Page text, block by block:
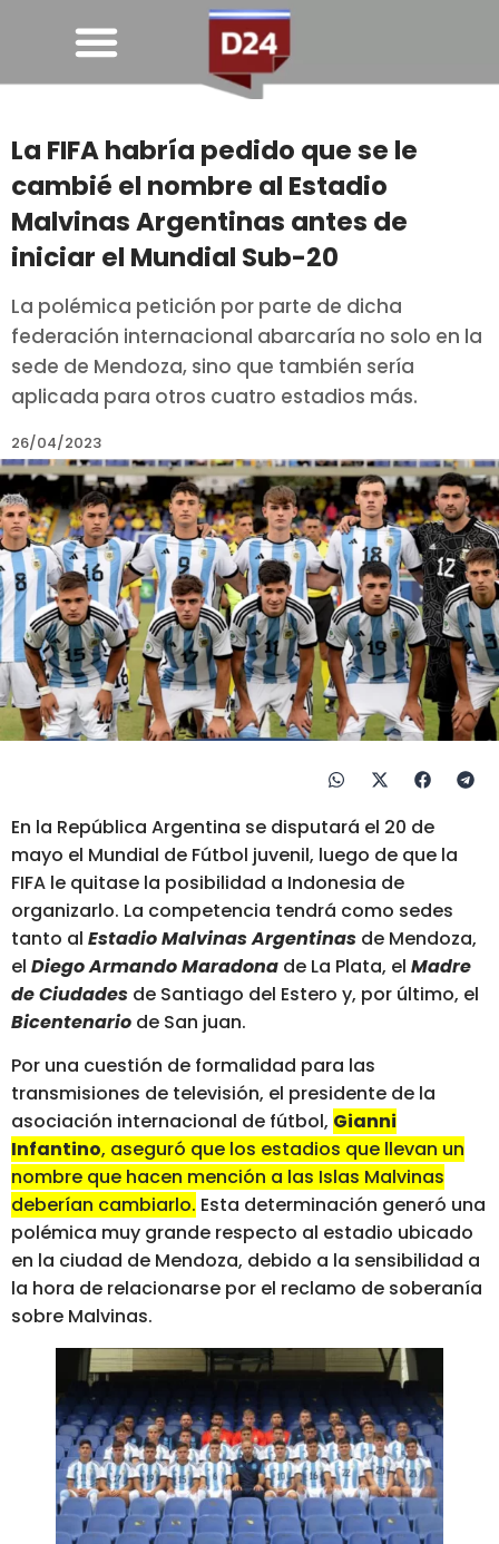
La FIFA habría pedido que se le
cambié el nombre al Estadio
Malvinas Argentinas antes de
iniciar el Mundial Sub-20
La polémica petición por parte de dicha
federación internacional abarcaría no solo en la
sede de Mendoza, sino que también sería
aplicada para otros cuatro estadios más.
26/04/2023
En la República Argentina se disputará el 20 de
mayo el Mundial de Fútbol juvenil, luego de que la
FIFA le quitase la posibilidad a Indonesia de
organizarlo. La competencia tendrá como sedes
tanto al EstadioMalvinas Argentinas de Mendoza,
el Diego Armando Maradona de La Plata, el Madre
de Ciudades de Santiago del Estero y, por último, el
Bicentenario de San juan.
Por una cuestión de formalidad para las
transmisiones de televisión, el presidente de la
asociación internacional de fútbol, Gianni
Infantino, aseguró que los estadios que llevan un
nombre que hacen mención a las Islas Malvinas
deberían cambiarlo. Esta determinación generó una
polémica muy grande respecto al estadio ubicado
en la ciudad de Mendoza, debido a la sensibilidad a
la hora de relacionarse por el reclamo de soberanía
sobre Malvinas.